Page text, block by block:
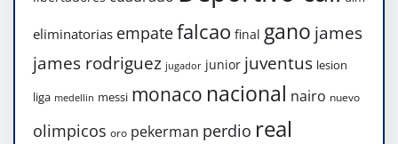
eliminatorias empatefalcao final gano james
james rodriguez jugador junior juventus lesion
liga medellin messi monaco nacional nairo nuevo
olimpicos oro pekerman perdio real